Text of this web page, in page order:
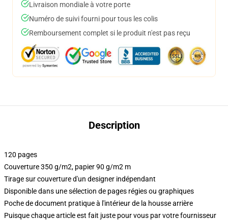
Livraison mondiale à votre porte
Numéro de suivi fourni pour tous les colis
Remboursement complet si le produit n'est pas reçu
Description
120 pages
Couverture 350 g/m2, papier 90 g/m2 m
Tirage sur couverture d'un designer indépendant
Disponible dans une sélection de pages régies ou graphiques
Poche de document pratique à l'intérieur de la housse arrière
Puisque chaque article est fait juste pour vous par votre fournisseur